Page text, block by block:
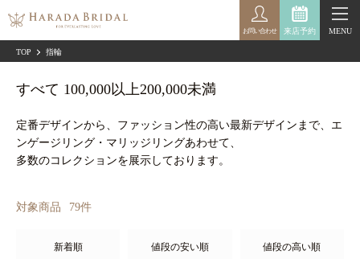
来店予約
お問い合わせ MENU
TOP 指輪
すべて 100,000以上200,000未満
定番デザインから、ファッション性の高い最新デザインまで、エ
ンゲージリング・マリッジリングあわせて、
多数のコレクションを展示しております。
対象商品 79件
新着順 値段の安い順 値段の高い順